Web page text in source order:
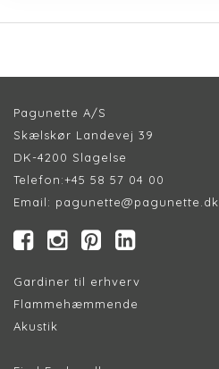
Pagunette A/S
Skælskør Landevej 39
DK-4200 Slagelse
Telefon:+45 58 57 04 00
Email: pagunette@pagunette.dk
Gardiner til erhverv
Flammehæmmende
Akustik